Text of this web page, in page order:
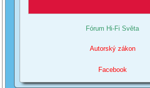
Fórum Hi-Fi Světa
Autorský zákon
Facebook